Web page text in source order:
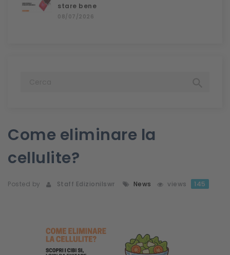
stare bene
08/07/2026
Come eliminare la
cellulite?
Posted by Staff Edizionilswr News views 145